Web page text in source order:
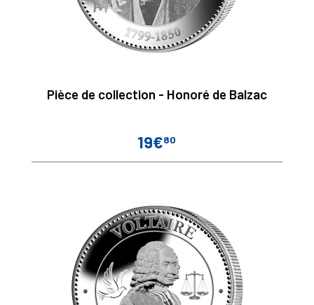
Pièce de collection - Honoré de Balzac
Prix
19€80